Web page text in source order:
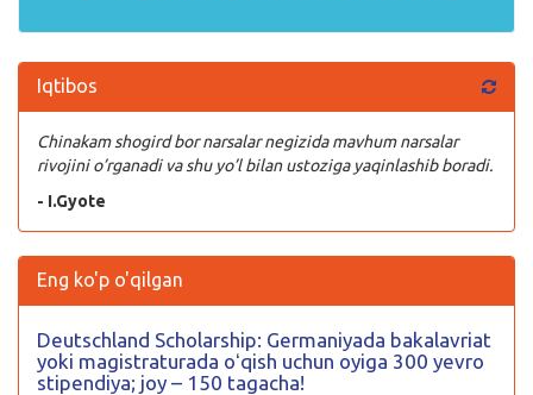
Iqtibos
Chinakam shogird bor narsalar negizida mavhum narsalar
rivojini o’rganadi va shu yo’l bilan ustoziga yaqinlashib boradi.
- I.Gyote
Eng ko'p o'qilgan
Deutschland Scholarship: Germaniyada bakalavriat
yoki magistraturada oʻqish uchun oyiga 300 yevro
stipendiya; joy – 150 tagacha!